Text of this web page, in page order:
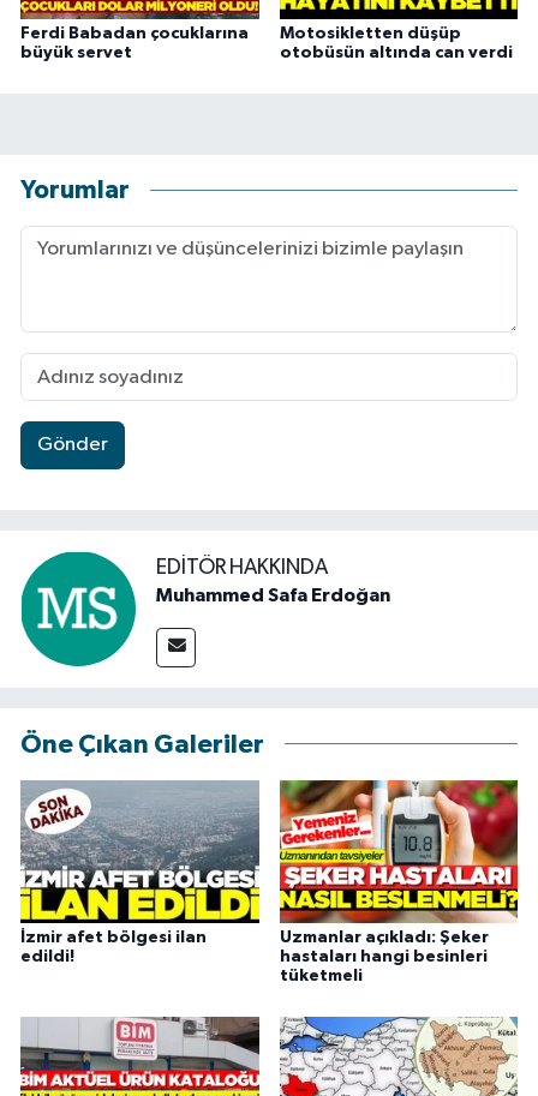
Ferdi Babadan çocuklarına
büyük servet
Motosikletten düşüp
otobüsün altında can verdi
Yorumlar
Gönder
EDITÖR HAKKINDA
Muhammed Safa Erdoğan
Öne Çıkan Galeriler
İzmir afet bölgesi ilan
edildi!
Uzmanlar açıkladı: Şeker
hastaları hangi besinleri
tüketmeli